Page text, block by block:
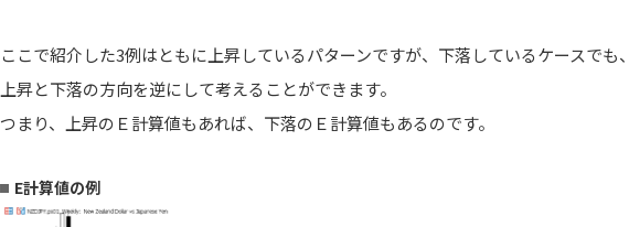
ここで紹介した3例はともに上昇しているパターンですが、下落しているケースでも、
上昇と下落の方向を逆にして考えることができます。
つまり、上昇のＥ計算値もあれば、下落のＥ計算値もあるのです。
E計算値の例